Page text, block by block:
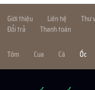
Giới thiệu Liên hệ Thư
Đổi trả
Thanh toán
Tôm Cua Cá Ốc